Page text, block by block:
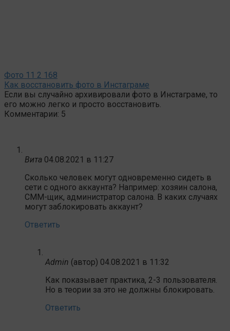
Фото 11 2 168
Как восстановить фото в Инстаграме
Если вы случайно архивировали фото в Инстаграме, то
его можно легко и просто восстановить.
Комментарии: 5
Вита 04.08.2021 в 11:27
Сколько человек могут одновременно сидеть в
сети с одного аккаунта? Например: хозяин салона,
СММ-щик, администратор салона. В каких случаях
могут заблокировать аккаунт?
Ответить
Admin (автор) 04.08.2021 в 11:32
Как показывает практика, 2-3 пользователя.
Но в теории за это не должны блокировать.
Ответить